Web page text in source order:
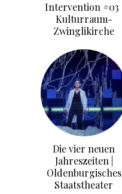
Intervention #03 |
Kulturraum-
Zwinglikirche
Die vier neuen
Jahreszeiten |
Oldenburgisches
Staatstheater